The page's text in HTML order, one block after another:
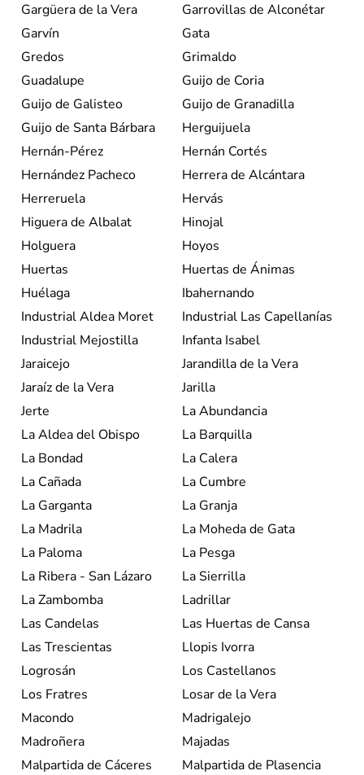
Gargüera de la Vera
Garrovillas de Alconétar
Garvín
Gata
Gredos
Grimaldo
Guadalupe
Guijo de Coria
Guijo de Galisteo
Guijo de Granadilla
Guijo de Santa Bárbara
Herguijuela
Hernán-Pérez
Hernán Cortés
Hernández Pacheco
Herrera de Alcántara
Herreruela
Hervás
Higuera de Albalat
Hinojal
Holguera
Hoyos
Huertas
Huertas de Ánimas
Huélaga
Ibahernando
Industrial Aldea Moret
Industrial Las Capellanías
Industrial Mejostilla
Infanta Isabel
Jaraicejo
Jarandilla de la Vera
Jaraíz de la Vera
Jarilla
Jerte
La Abundancia
La Aldea del Obispo
La Barquilla
La Bondad
La Calera
La Cañada
La Cumbre
La Garganta
La Granja
La Madrila
La Moheda de Gata
La Paloma
La Pesga
La Ribera - San Lázaro
La Sierrilla
La Zambomba
Ladrillar
Las Candelas
Las Huertas de Cansa
Las Trescientas
Llopis Ivorra
Logrosán
Los Castellanos
Los Fratres
Losar de la Vera
Macondo
Madrigalejo
Madroñera
Majadas
Malpartida de Cáceres
Malpartida de Plasencia